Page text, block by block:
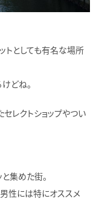
トとしても有名な場所
どね。
レクトショップやつい
集めた街。
性には特にオススメ